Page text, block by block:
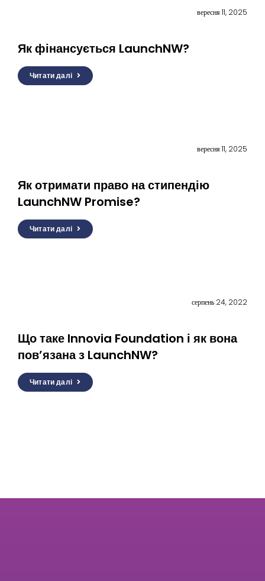
вересня 11, 2025
Як фінансується LaunchNW?
Читати далі
вересня 11, 2025
Як отримати право на стипендію
LaunchNW Promise?
Читати далі
серпень 24, 2022
Що таке Innovia Foundation і як вона
пов’язана з LaunchNW?
Читати далі